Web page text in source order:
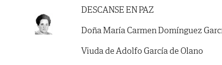
DESCANSE EN PAZ
Doña María Carmen Domínguez
Viuda de Adolfo García de Olano